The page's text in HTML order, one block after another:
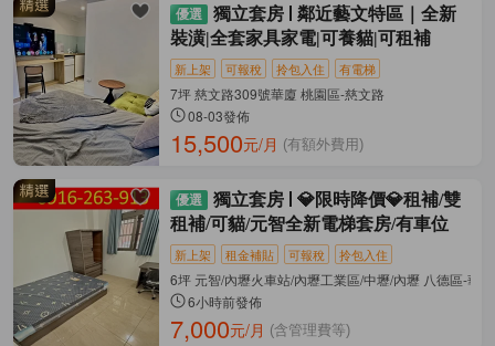
獨立套房
鄰近藝文特區｜全新
裝潢|全套家具家電|可養貓|可租補
新上架 可報稅 拎包入住 有電梯
7坪 慈文路309號華廈 桃園區-慈文路
08-03發佈
15,500元/月 (有額外費用)
獨立套房
💎限時降價💎租補/雙
租補/可貓/元智全新電梯套房/有車位
新上架 租金補貼 可報稅 拎包入住
6坪 元智/內壢火車站/內壢工業區/中壢/內壢 八德區-華
6小時前發佈
7,000元/月 (含管理費等)